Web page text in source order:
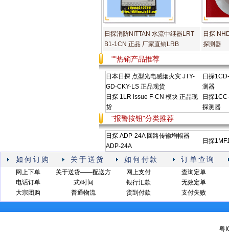
日探消防NITTAN 水流中继器LRT
B1-1CN 正品 厂家直销LRB
日探
探测器
""热销产品推荐
日本日探 点型光电感烟火灾 JTY-
GD-CKY-LS 正品现货
日探
测器
日探 1LR issue F-CN 模块 正品现
货
日探
探测器
"报警按钮"分类推荐
日探 ADP-24A 回路传输增幅器
ADP-24A
日探
如何订购 关于送货 如何付款 订单查询
网上下单
电话订单
大宗团购
关于送货——配送方
式/时间
普通物流
网上支付
银行汇款
货到付款
查询定单
无效定单
支付失败
粤